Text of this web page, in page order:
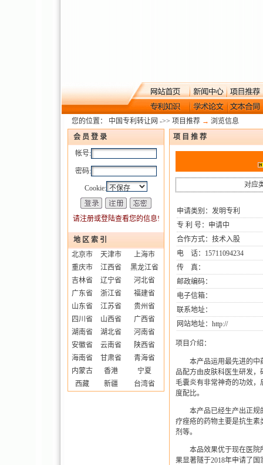
您的位置： 中国专利转让网 ->> 项目推荐 → 浏览信息
会 员 登 录
帐号:
密码:
Cookie:
请注册或登陆查看您的信息!
地 区 索 引
北京市
天津市
上海市
重庆市
江西省
黑龙江省
吉林省
辽宁省
河北省
广东省
浙江省
福建省
山东省
江苏省
贵州省
四川省
山西省
广西省
湖南省
湖北省
河南省
安徽省
云南省
陕西省
海南省
甘肃省
青海省
内蒙古
香港
宁夏
西藏
新疆 台湾省
项 目 推 荐
对应
申请类别：发明专利
专 利 号：申请中
合作方式：技术入股
电 话：15711094234
传 真：
邮政编码：
电子信箱：
联系地址：
网站地址： http://
项目介绍：
本产品运用最先进的中
品配方由皮肤科医生研发
毛囊炎有非常神奇的功效
度配比。
本产品已经生产出正规
疗痤疮的药物主要是抗生
剂等。
本品效果优于现在医院
果显著隧于2018年申请了国